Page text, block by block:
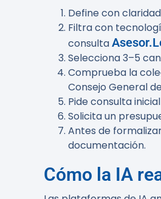
Define con
Filtra con
consulta
Selecciona 3–5
Comprueba la
Consejo General
Pide consulta
Solicita un
Antes de
documentación.
Cómo la IA